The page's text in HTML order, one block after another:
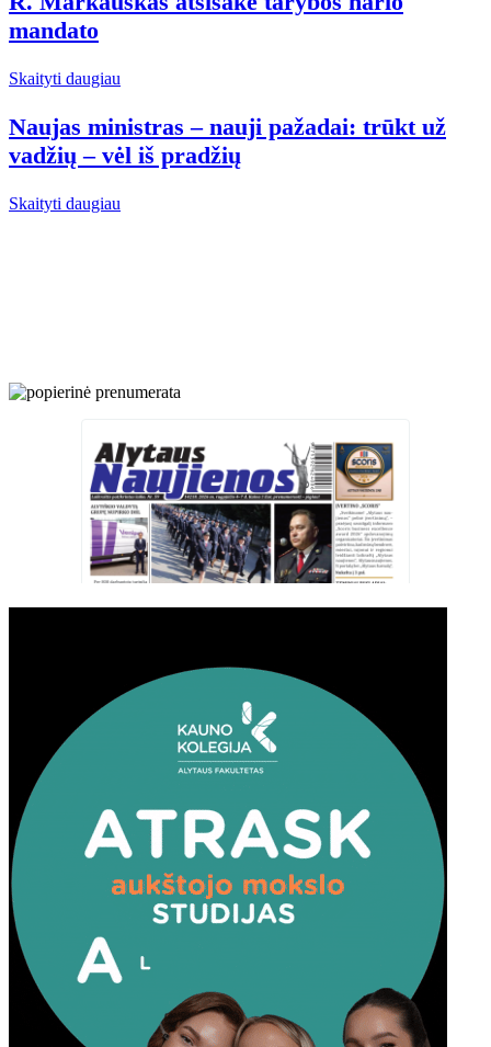
mandato
Skaityti daugiau
Naujas ministras – nauji pažadai: trūkt už
vadžių – vėl iš pradžių
Skaityti daugiau